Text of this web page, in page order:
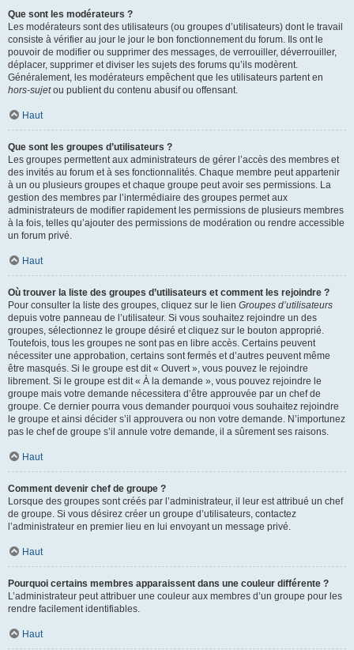
Que sont les modérateurs ?
Les modérateurs sont des utilisateurs (ou groupes d’utilisateurs) dont le travail
consiste à vérifier au jour le jour le bon fonctionnement du forum. Ils ont le
pouvoir de modifier ou supprimer des messages, de verrouiller, déverrouiller,
déplacer, supprimer et diviser les sujets des forums qu’ils modèrent.
Généralement, les modérateurs empêchent que les utilisateurs partent en
hors-sujetou publient du contenu abusif ou offensant.
Haut
Que sont les groupes d’utilisateurs ?
Les groupes permettent aux administrateurs de gérer l’accès des membres et
des invités au forum et à ses fonctionnalités. Chaque membre peut appartenir
à un ou plusieurs groupes et chaque groupe peut avoir ses permissions. La
gestion des membres par l’intermédiaire des groupes permet aux
administrateurs de modifier rapidement les permissions de plusieurs membres
à la fois, telles qu’ajouter des permissions de modération ou rendre accessible
un forum privé.
Haut
Où trouver la liste des groupes d’utilisateurs et comment les rejoindre ?
Pour consulter la liste des groupes, cliquez sur le lien Groupes d’utilisateurs
depuis votre panneau de l’utilisateur. Si vous souhaitez rejoindre un des
groupes, sélectionnez le groupe désiré et cliquez sur le bouton approprié.
Toutefois, tous les groupes ne sont pas en libre accès. Certains peuvent
nécessiter une approbation, certains sont fermés et d’autres peuvent même
être masqués. Si le groupe est dit « Ouvert », vous pouvez le rejoindre
librement. Si le groupe est dit « À la demande », vous pouvez rejoindre le
groupe mais votre demande nécessitera d’être approuvée par un chef de
groupe. Ce dernier pourra vous demander pourquoi vous souhaitez rejoindre
le groupe et ainsi décider s’il approuvera ou non votre demande. N’importunez
pas le chef de groupe s’il annule votre demande, il a sûrement ses raisons.
Haut
Comment devenir chef de groupe ?
Lorsque des groupes sont créés par l’administrateur, il leur est attribué un chef
de groupe. Si vous désirez créer un groupe d’utilisateurs, contactez
l’administrateur en premier lieu en lui envoyant un message privé.
Haut
Pourquoi certains membres apparaissent dans une couleur différente ?
L’administrateur peut attribuer une couleur aux membres d’un groupe pour les
rendre facilement identifiables.
Haut